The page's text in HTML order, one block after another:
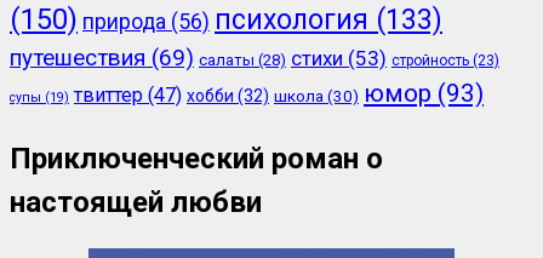
(150) природа (56) психология (133)
путешествия (69) салаты (28) стихи (53) стройность (23)
супы (19) твиттер (47) хобби (32) школа (30) юмор (93)
Приключенческий роман о
настоящей любви